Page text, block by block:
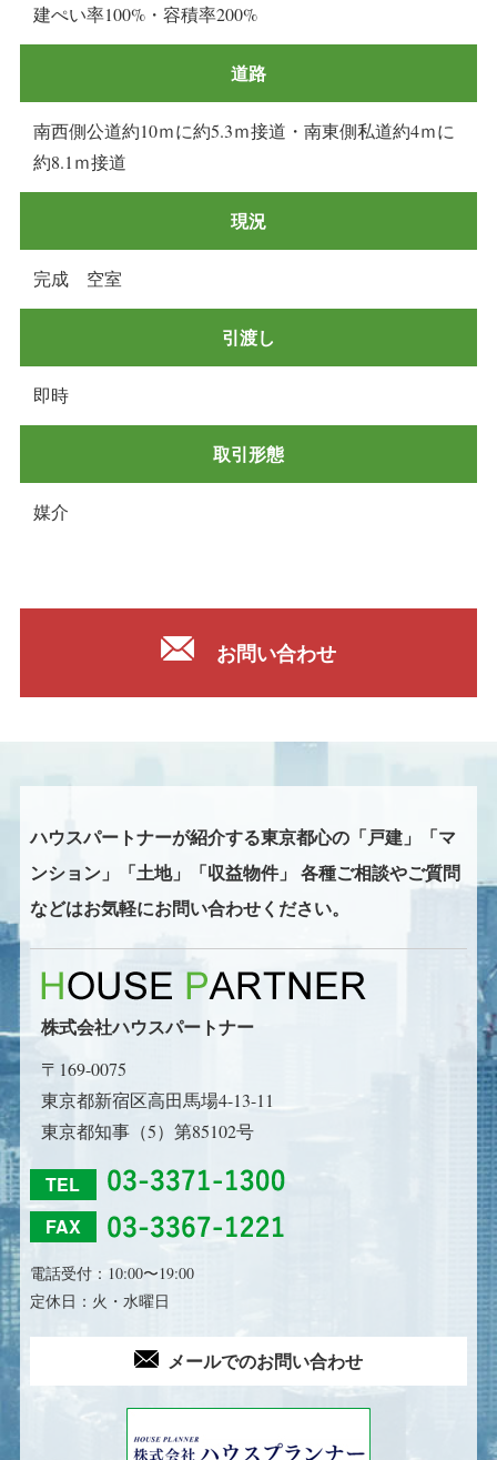
建ぺい率100%・容積率200%
道路
南西側公道約10ｍに約5.3ｍ接道・南東側私道約4ｍに
約8.1ｍ接道
現況
完成 空室
引渡し
即時
取引形態
媒介
お問い合わせ
ハウスパートナーが紹介する東京都心の「戸建」「マ
ンション」「土地」「収益物件」 各種ご相談やご質問
などはお気軽にお問い合わせください。
株式会社ハウスパートナー
〒169-0075
東京都新宿区高田馬場4-13-11
東京都知事（5）第85102号
TEL
FAX
電話受付：10:00〜19:00
定休日：火・水曜日
メールでのお問い合わせ